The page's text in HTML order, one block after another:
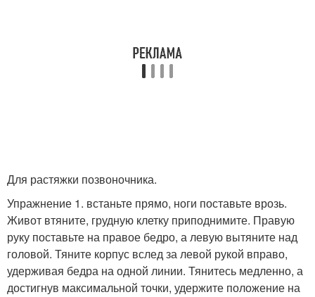
Для растяжки позвоночника.
Упражнение 1. встаньте прямо, ноги поставьте врозь.
Живот втяните, грудную клетку приподнимите. Правую
руку поставьте на правое бедро, а левую вытяните над
головой. Тяните корпус вслед за левой рукой вправо,
удерживая бедра на одной линии. Тянитесь медленно, а
достигнув максимальной точки, удержите положение на